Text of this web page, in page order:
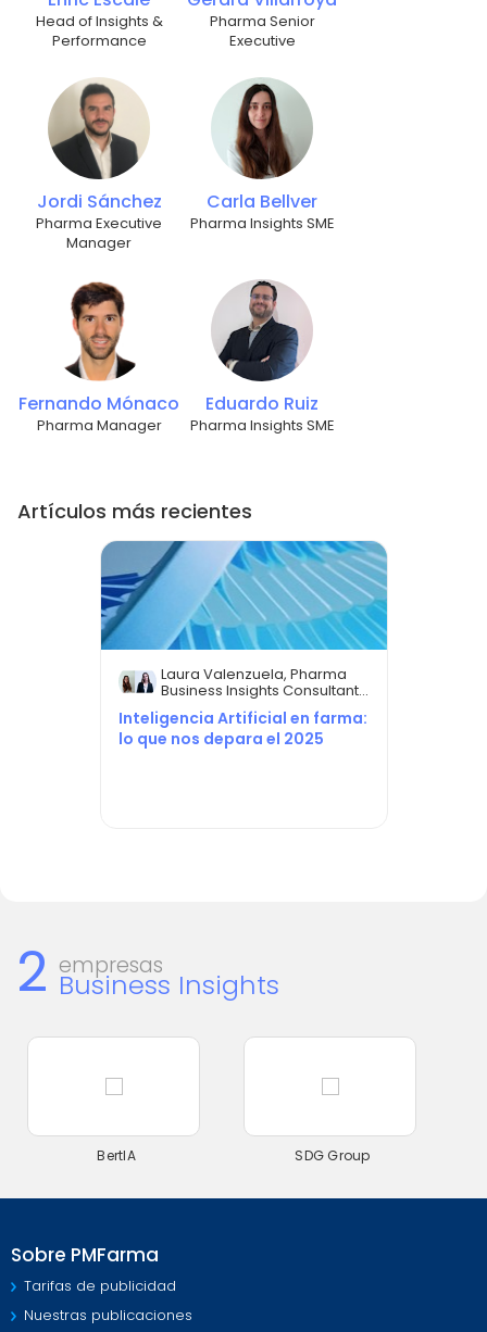
Head of Insights &
Performance
Pharma Senior
Executive
Jordi Sánchez
Pharma Executive
Manager
Carla Bellver
Pharma Insights SME
Fernando Mónaco
Pharma Manager
Eduardo Ruiz
Pharma Insights SME
Artículos más recientes
Laura Valenzuela, Pharma
Business Insights Consultant,
y Carla Bellver, Pharma
Business Insights Lead. SDG
Group España.
Inteligencia Artificial en farma:
lo que nos depara el 2025
2 empresas
Business Insights
BertIA SDG Group
Sobre PMFarma
Tarifas de publicidad
Nuestras publicaciones